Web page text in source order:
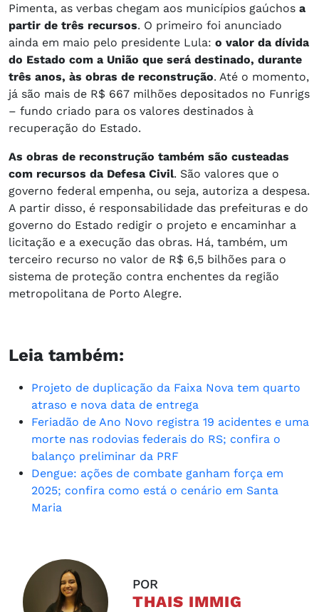
Pimenta, as verbas chegam aos municípios gaúchos a
partir de três recursos. O primeiro foi anunciado
ainda em maio pelo presidente Lula: o valor da dívida
do Estado com a União que será destinado, durante
três anos, às obras de reconstrução. Até o momento,
já são mais de R$ 667 milhões depositados no Funrigs
– fundo criado para os valores destinados à
recuperação do Estado.
As obras de reconstrução também são custeadas
com recursos da Defesa Civil. São valores que o
governo federal empenha, ou seja, autoriza a despesa.
A partir disso, é responsabilidade das prefeituras e do
governo do Estado redigir o projeto e encaminhar a
licitação e a execução das obras. Há, também, um
terceiro recurso no valor de R$ 6,5 bilhões para o
sistema de proteção contra enchentes da região
metropolitana de Porto Alegre.​
Leia também:
Projeto de duplicação da Faixa Nova tem quarto
atraso e nova data de entrega
Feriadão de Ano Novo registra 19 acidentes e uma
morte nas rodovias federais do RS; confira o
balanço preliminar da PRF
Dengue: ações de combate ganham força em
2025; confira como está o cenário em Santa
Maria
POR
THAIS IMMIG